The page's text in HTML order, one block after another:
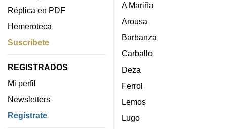
Réplica en PDF
Hemeroteca
Suscríbete
REGISTRADOS
Mi perfil
Newsletters
Regístrate
A Mariña
Arousa
Barbanza
Carballo
Deza
Ferrol
Lemos
Lugo